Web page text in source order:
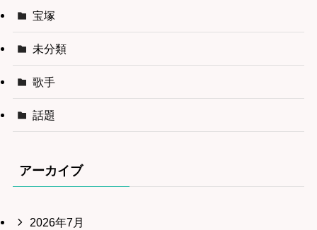
宝塚
未分類
歌手
話題
アーカイブ
2026年7月